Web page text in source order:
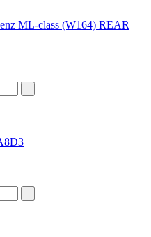
ML-class (W164) REAR